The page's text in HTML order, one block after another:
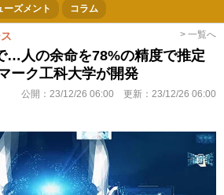
ートレース
ーズメント コラム
> 一覧へ
…人の余命を78%の精度で推定
ーク工科大学が開発
公開： 23/12/26 06:00 更新： 23/12/26 06:00